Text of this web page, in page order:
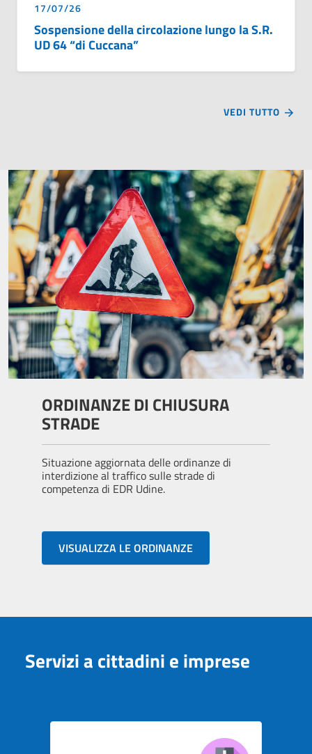
17/07/26
Sospensione della circolazione lungo la S.R.
UD 64 “di Cuccana”
VEDI TUTTO
ORDINANZE DI CHIUSURA
STRADE
Situazione aggiornata delle ordinanze di
interdizione al traffico sulle strade di
competenza di EDR Udine.
VISUALIZZA LE ORDINANZE
Servizi a cittadini e imprese